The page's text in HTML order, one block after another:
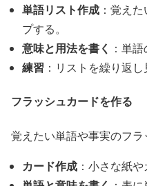
単語リスト作成 ：覚え
プする。
意味と用法を書く ：単
練習 ：リストを繰り返し
フラッシュカードを作る
覚えたい単語や事実のフラ
カード作成 ：小さな紙